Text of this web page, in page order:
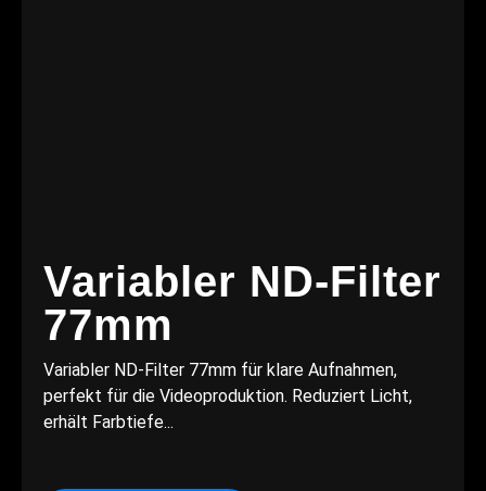
Variabler ND-Filter
77mm
Variabler ND-Filter 77mm für klare Aufnahmen,
perfekt für die Videoproduktion. Reduziert Licht,
erhält Farbtiefe...